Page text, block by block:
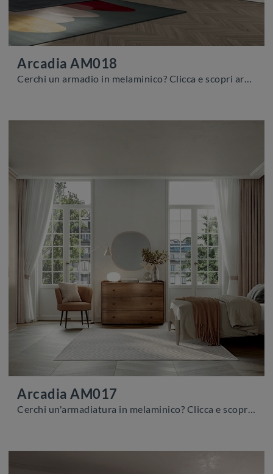
Arcadia AM018
Cerchi un armadio in melaminico? Clicca e scopri armadiature a muro con ante battenti di Colombini Casa.
Arcadia AM017
Cerchi un'armadiatura in melaminico? Clicca e scopri armadi a muro con ante battenti di Colombini Casa.